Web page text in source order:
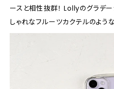
ースと相性抜群！ Lollyのグラデー
しゃれなフルーツカクテルのよう